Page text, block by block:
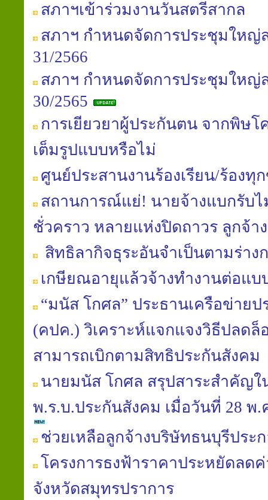
สภาฯเข้าร่วมงานวันสตรีสากล
สภาฯ กำหนดจัดการประชุมใหญ่
31/2566
สภาฯ กำหนดจัดการประชุมใหญ่
30/2565
การเยียวยาผู้ประกันตน จากพิษโ
เต็มรูปแบบหรือไม่
ศูนย์ประสานงานร้องเรียน/ร้องทุ
สถานการณ์แย่! นายจ้างแบกรับ
ชั่วคราว หลายแห่งปิดถาวร ลูกจ้า
สิทธิลากิจธุระอันจำเป็นตามร่า
เกษียณอายุแล้วจ้างทำงานต่อแบ
“มนัส โกศล” ประธานเครือข่าย
(คปค.) วิเคราะห์แจกแจงวิธีปลดล็
สามารถเบิกตามสิทธิประกันสังคม
นายมนัส โกศล สรุปสาระสำคัญใ
พ.ร.บ.ประกันสังคม เมื่อวันที่ 28 พ.
ช่วยเหลือลูกจ้างบริษัทธนบุรีประ
โครงการธงฟ้าราคาประหยัดลด
จังหวัดสมุทรปราการ